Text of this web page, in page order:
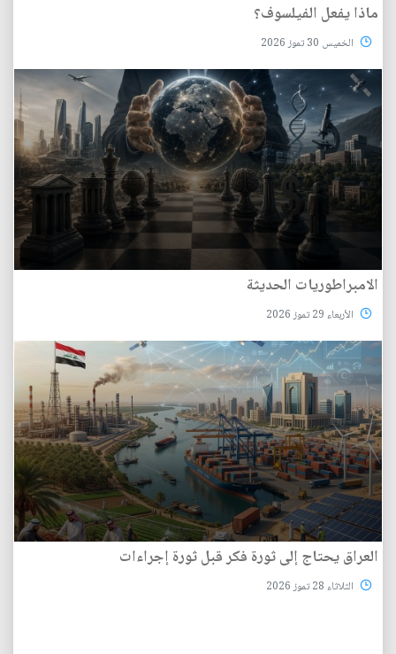
ماذا يفعل الفيلسوف؟
الخميس 30 تموز 2026
الامبراطوريات الحديثة
الأربعاء 29 تموز 2026
العراق يحتاج إلى ثورة فكر قبل ثورة إجراءات
الثلاثاء 28 تموز 2026